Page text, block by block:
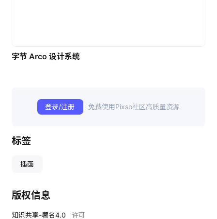
字节 Arco 设计系统
登录/注册 免费使用Pixso社区高质量资源
标签
插画
版权信息
知识共享-署名4.0 许可